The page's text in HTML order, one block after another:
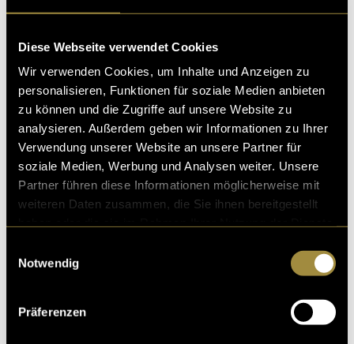
Diese Webseite verwendet Cookies
Wir verwenden Cookies, um Inhalte und Anzeigen zu
personalisieren, Funktionen für soziale Medien anbieten
zu können und die Zugriffe auf unsere Website zu
analysieren. Außerdem geben wir Informationen zu Ihrer
Verwendung unserer Website an unsere Partner für
soziale Medien, Werbung und Analysen weiter. Unsere
Partner führen diese Informationen möglicherweise mit
weiteren Daten zusammen, die Sie ihnen bereitgestellt
Notwendig
Präferenzen
Weitere Bilder sind auf dem Instagram Account von
BELLEFLEUR
sowie meinem persönlichen Foto-